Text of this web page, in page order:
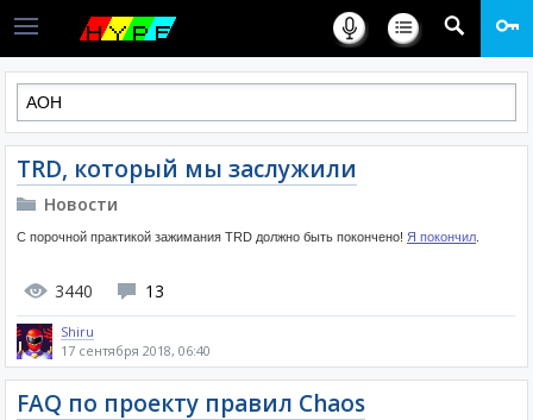
TRD, который мы заслужили
Новости
С порочной практикой зажимания TRD должно быть покончено! Я покончил
3440 13
Shiru
17 сентября 2018, 06:40
FAQ по проекту правил Chaos